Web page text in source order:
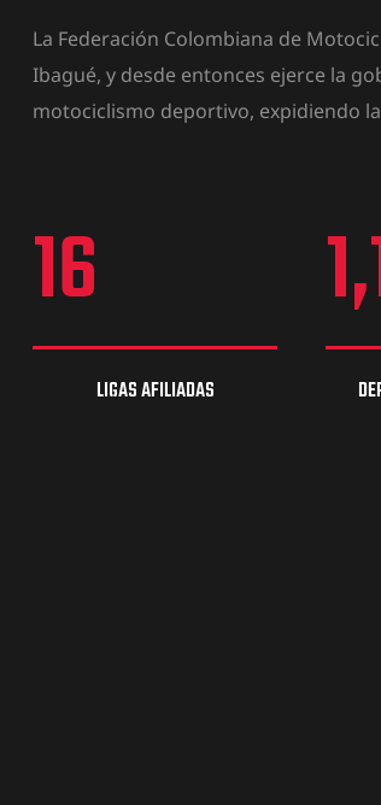
La Federación Colombiana de
Ibagué, y desde entonces ejerce la
motociclismo deportivo, expidiendo
16
LIGAS AFILIADAS